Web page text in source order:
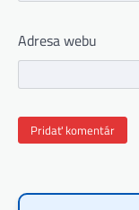
Adresa webu